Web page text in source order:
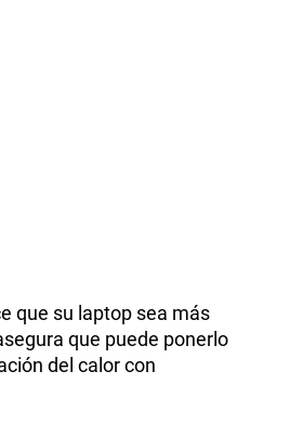
que su laptop sea más
que puede ponerlo
del calor con